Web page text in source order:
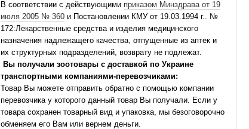
В соответствии с действующими приказом Минздрава от 19
июля 2005 № 360и Постановлении КМУ от 19.03.1994 г.. №
172:Лекарственные средства и изделия медицинского
назначения надлежащего качества, отпущенные из аптек и
их структурных подразделений, возврату не подлежат.
Вы получали зоотовары с доставкой по Украине
транспортными компаниями-перевозчиками:
Товар Вы можете отправить обратно с помощью компании
перевозчика у которого данный товар Вы получали. Если у
товара сохранен товарный вид и упаковка, мы безоговорочно
обменяем его Вам или вернем деньги.